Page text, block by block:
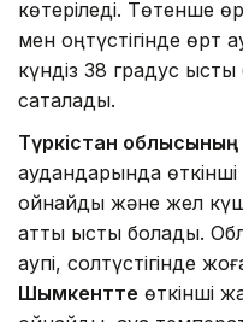
көтеріледі. Төтенше
мен оңтүстігінде өрт
күндіз 38 градус
сақталады.
Түркістан облысының
аудандарында
ойнайды және жел
қатты ыстық болады.
қаупі, солтүстігінде
Шымкентте өткінші